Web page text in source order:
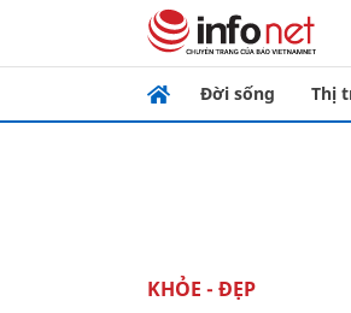
Đời sống Thị
KHỎE - ĐẸP